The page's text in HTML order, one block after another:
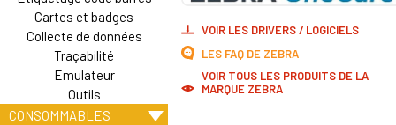
Cartes et badges
Collecte de données
Traçabilité
Emulateur
Outils
CONSOMMABLES
VOIR LES DRIVERS / LOGICIELS
LES FAQ DE ZEBRA
VOIR TOUS LES PRODUITS DE LA
MARQUE ZEBRA